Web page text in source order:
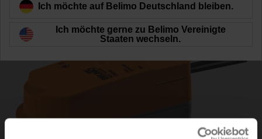
Ich möchte auf Belimo Deutschland bleiben.
Ich möchte gerne zu Belimo Vereinigte
Staaten wechseln.